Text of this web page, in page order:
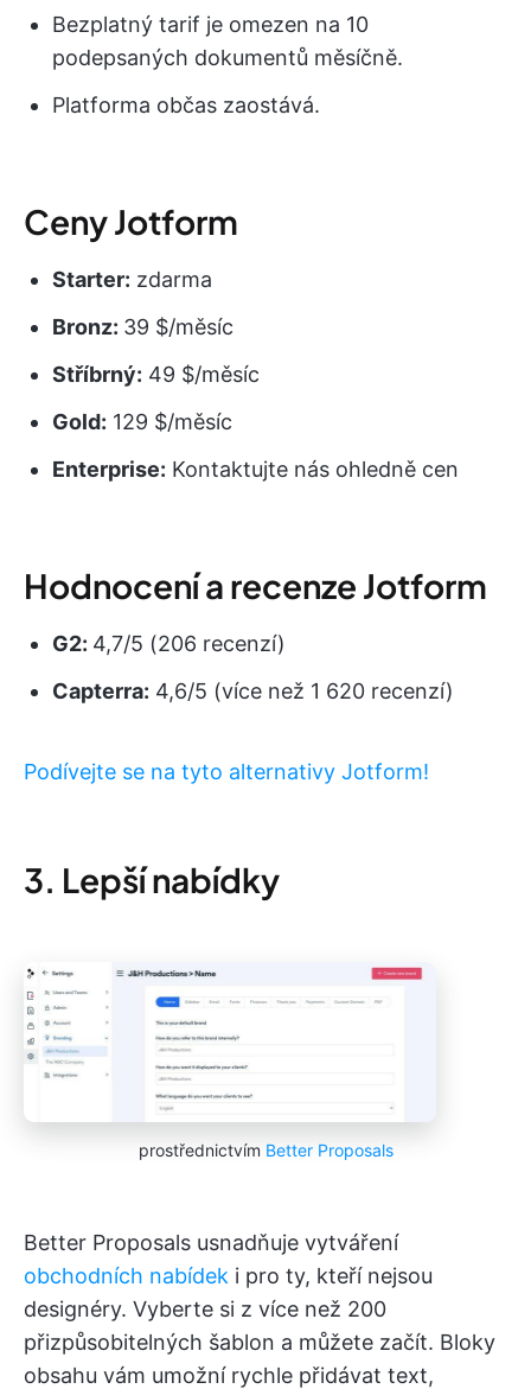
Bezplatný tarif je omezen na 10
podepsaných dokumentů měsíčně.
Platforma občas zaostává.
Ceny Jotform
Starter: zdarma
Bronz: 39 $/měsíc
Stříbrný: 49 $/měsíc
Gold: 129 $/měsíc
Enterprise: Kontaktujte nás ohledně cen
Hodnocení a recenze Jotform
G2: 4,7/5 (206 recenzí)
Capterra: 4,6/5 (více než 1 620 recenzí)
Podívejte se na tyto alternativy Jotform!
3. Lepší nabídky
prostřednictvím Better Proposals
Better Proposals usnadňuje vytváření
obchodních nabídek i pro ty, kteří nejsou
designéry. Vyberte si z více než 200
přizpůsobitelných šablon a můžete začít. Bloky
obsahu vám umožní rychle přidávat text,